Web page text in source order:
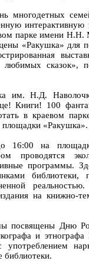
многодетных
парке имени Н.Н.
«Ракушка» для
сказок»,
им. Н.Д.
Книги! 100
в краевом
площадки «Ракушка».
16:00 на
проводятся
программы.
библиотеки,
на книжно-
посвящены Дню
и этнографа
библиотеки.